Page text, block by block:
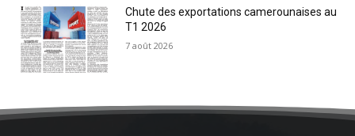
Chute des exportations camerounaises au
T1 2026
7 août 2026